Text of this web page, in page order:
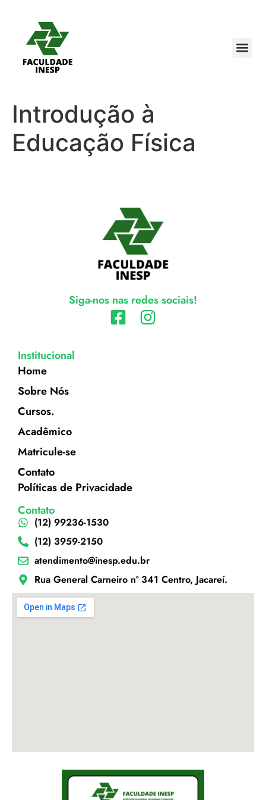
Introdução à
Educação Física
Siga-nos nas redes sociais!
Institucional
Home
Sobre Nós
Cursos.
Acadêmico
Matricule-se
Contato
Políticas de Privacidade
Contato
(12) 99236-1530
(12) 3959-2150
atendimento@inesp.edu.br
Rua General Carneiro nº 341 Centro, Jacareí.